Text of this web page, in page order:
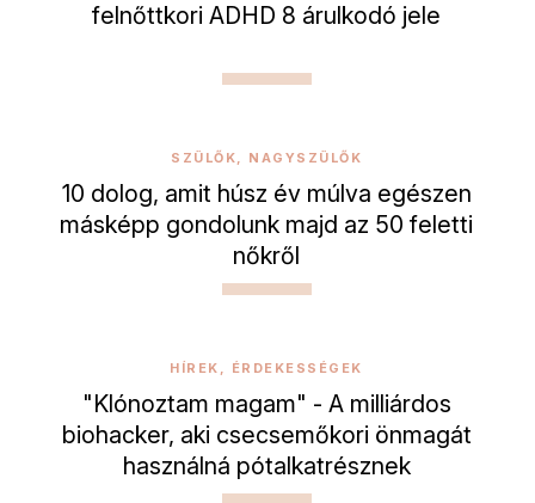
felnőttkori ADHD 8 árulkodó jele
SZÜLŐK, NAGYSZÜLŐK
10 dolog, amit húsz év múlva egészen
másképp gondolunk majd az 50 feletti
nőkről
HÍREK, ÉRDEKESSÉGEK
"Klónoztam magam" - A milliárdos
biohacker, aki csecsemőkori önmagát
használná pótalkatrésznek